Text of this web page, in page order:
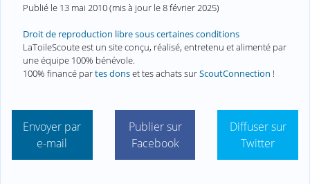
Publié le 13 mai 2010(mis à jour le8 février 2025)
Droit de reproduction libre sous certaines conditions
LaToileScoute est un site conçu, réalisé, entretenu et alimenté par
une équipe 100% bénévole.
100% financé partes donset tes achats surScoutConnection !
Envoyer par
e-mail
Publier sur
Facebook
Diffuser sur
Twitter